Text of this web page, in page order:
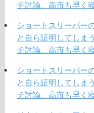
チ討論。高市も早く寝
ショートスリーパー
と自ら証明してしま
チ討論。高市も早く寝
ショートスリーパー
と自ら証明してしま
チ討論。高市も早く寝